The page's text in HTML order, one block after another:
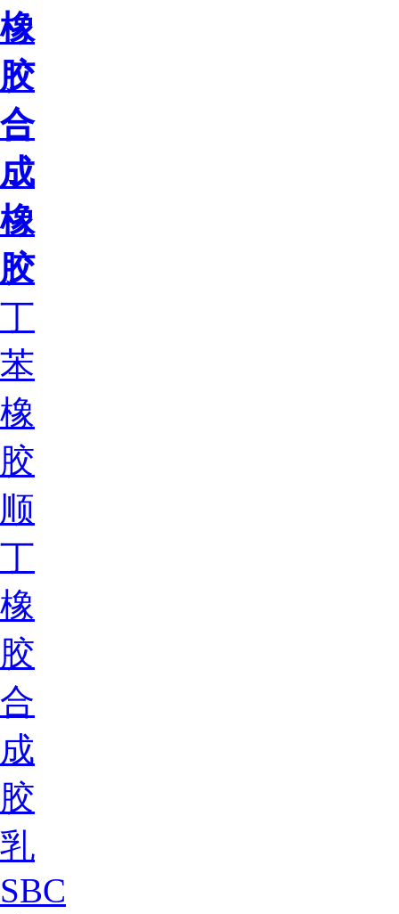
橡
胶
合
成
橡
胶
丁
苯
橡
胶
顺
丁
橡
胶
合
成
胶
乳
SBC